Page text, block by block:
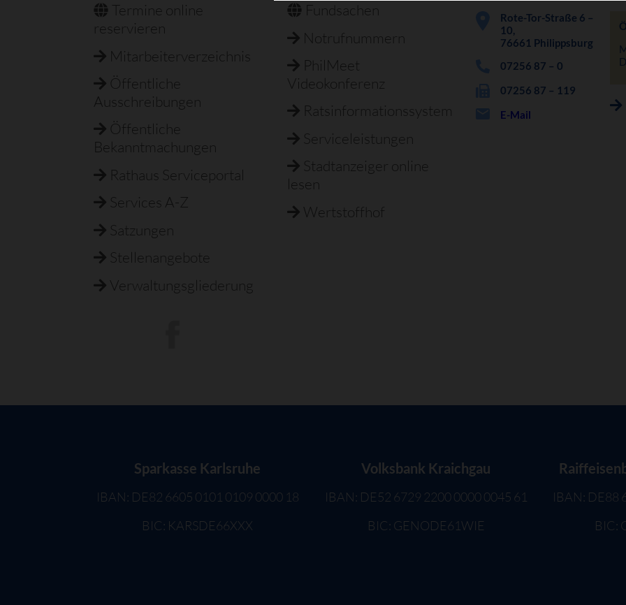
Termine online
reservieren
Mitarbeiterverzeichnis
Öffentliche
Ausschreibungen
Öffentliche
Bekanntmachungen
Rathaus Serviceportal
Services A-Z
Satzungen
Stellenangebote
Verwaltungsgliederung
Fundsachen
Notrufnummern
PhilMeet
Videokonferenz
Ratsinformationssystem
Serviceleistungen
Stadtanzeiger online
lesen
Wertstoffhof
Rote-Tor-Straße 6 –
10,
76661 Philippsburg
07256 87 – 0
07256 87 – 119
E-Mail
Sparkasse Karlsruhe
IBAN: DE82 6605 0101 0109 0000 18
BIC: KARSDE66XXX
Volksbank Kraichgau
IBAN: DE52 6729 2200 0000 0045 61
BIC: GENODE61WIE
IBAN: DE88
BIC: